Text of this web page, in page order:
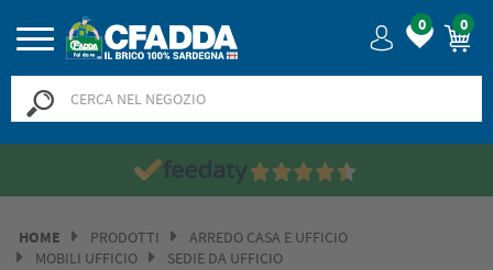
0 0
HOME PRODOTTI
ARREDO CASA E UFFICIO
MOBILI UFFICIO
SEDIE DA UFFICIO